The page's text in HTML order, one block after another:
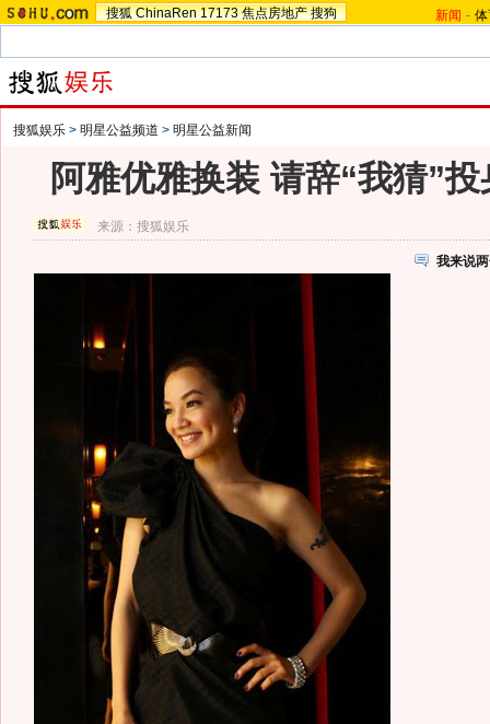
搜狐 ChinaRen 17173 焦点房地产 搜狗 新闻 -
搜狐娱乐 > 明星公益频道 > 明星公益新闻
阿雅优雅换装 请辞“我猜”
来源：搜狐娱乐
我来说